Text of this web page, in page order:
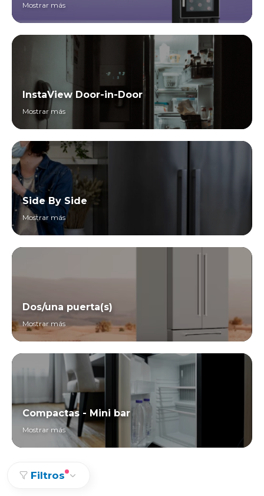
Mostrar más
InstaView Door-in-Door
Mostrar más
Side By Side
Mostrar más
Dos/una puerta(s)
Mostrar más
Compactas - Mini bar
Mostrar más
Filtros